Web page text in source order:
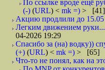
По ссылке вроде ещё
(-) (URL) < mk =) > [41]
Акцию продлили до
Легким движением руки...
04-2026 19:29
Спасибо за (на) водку))
(+) (URL) < mk =) > [65]
Что-то не понял, как на